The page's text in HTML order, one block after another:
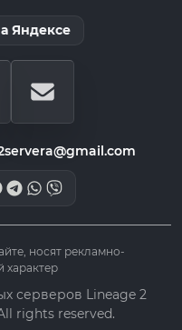
Яндексе
носят рекламно-
серверов Lineage 2
rights reserved.